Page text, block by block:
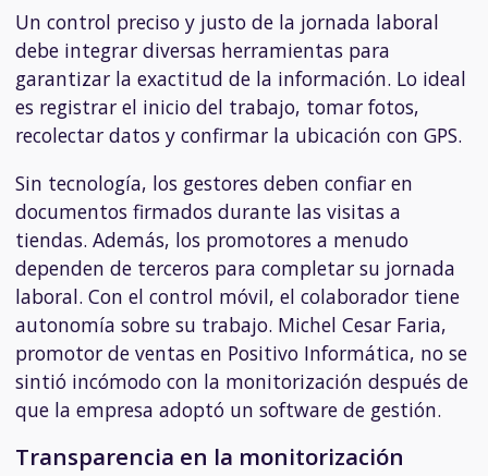
Un control preciso y justo de la jornada laboral
debe integrar diversas herramientas para
garantizar la exactitud de la información. Lo ideal
es registrar el inicio del trabajo, tomar fotos,
recolectar datos y confirmar la ubicación con GPS.
Sin tecnología, los gestores deben confiar en
documentos firmados durante las visitas a
tiendas. Además, los promotores a menudo
dependen de terceros para completar su jornada
laboral. Con el control móvil, el colaborador tiene
autonomía sobre su trabajo. Michel Cesar Faria,
promotor de ventas en Positivo Informática, no se
sintió incómodo con la monitorización después de
que la empresa adoptó un software de gestión.
Transparencia en la monitorización